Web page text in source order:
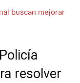
resolver